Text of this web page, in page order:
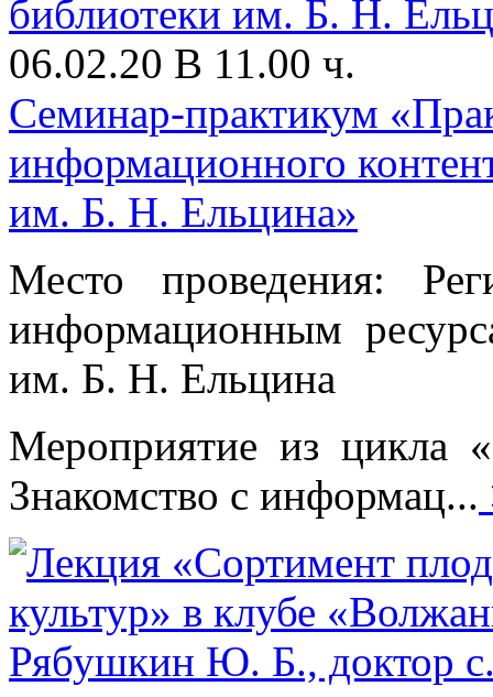
06.02.20 В 11.00 ч.
Семинар-практикум
информационного
им. Б. Н. Ельцина»
Место проведения:
информационным
им. Б. Н. Ельцина
Мероприятие из цикла
Знакомство с информац...